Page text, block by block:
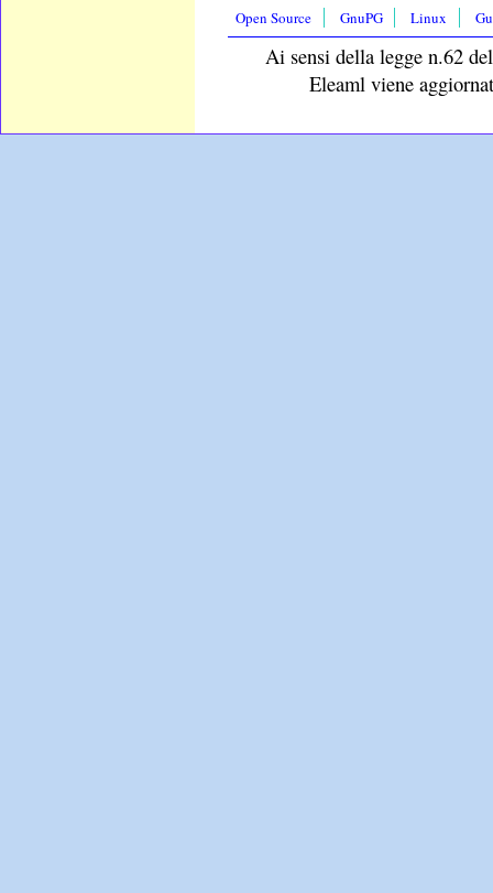
Open Source GnuPG Linux
Ai sensi della legge n.62
Eleaml viene